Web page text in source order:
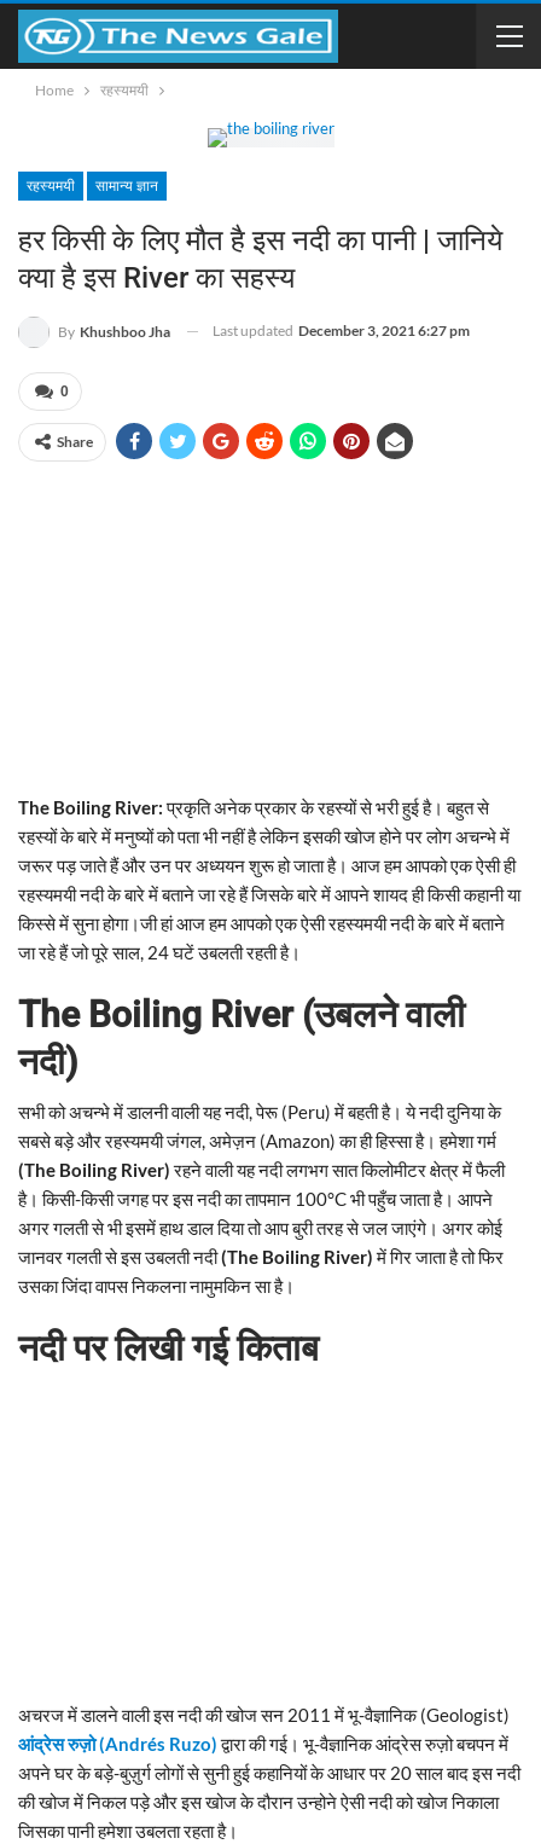
Home रहस्यमयी
रहस्यमयी सामान्य ज्ञान
हर किसी के लिए मौत है इस नदी का पानी | जानिये
क्या है इस River का सहस्य
By Khushboo Jha Last updated December 3, 2021 6:27 pm
0
Share
The Boiling River:प्रकृति अनेक प्रकार के रहस्यों से भरी हुई है। बहुत से
रहस्यों के बारे में मनुष्यों को पता भी नहीं है लेकिन इसकी खोज होने पर लोग अचन्भे में
जरूर पड़ जाते हैं और उन पर अध्ययन शुरू हो जाता है। आज हम आपको एक ऐसी ही
रहस्यमयी नदी के बारे में बताने जा रहे हैं जिसके बारे में आपने शायद ही किसी कहानी या
किस्से में सुना होगा।जी हां आज हम आपको एक ऐसी रहस्यमयी नदी के बारे में बताने
जा रहे हैं जो पूरे साल, 24 घटें उबलती रहती है।
The Boiling River (उबलने वाली
नदी)
सभी को अचन्भे में डालनी वाली यह नदी, पेरू (Peru) में बहती है। ये नदी दुनिया के
सबसे बड़े और रहस्यमयी जंगल, अमेज़न (Amazon) का ही हिस्सा है। हमेशा गर्म
(The Boiling River)रहने वाली यह नदी लगभग सात किलोमीटर क्षेत्र में फैली
है। किसी-किसी जगह पर इस नदी का तापमान 100°C भी पहुँच जाता है। आपने
अगर गलती से भी इसमें हाथ डाल दिया तो आप बुरी तरह से जल जाएंगे। अगर कोई
जानवर गलती से इस उबलती नदी(The Boiling River)में गिर जाता है तो फिर
उसका जिंदा वापस निकलना नामुमकिन सा है।
नदी पर लिखी गई किताब
अचरज में डालने वाली इस नदी की खोज सन 2011 में भू-वैज्ञानिक (Geologist)
आंद्रेस रुज़ो (Andrés Ruzo)द्वारा की गई। भू-वैज्ञानिक आंद्रेस रुज़ो बचपन में
अपने घर के बड़े-बुज़ुर्ग लोगों से सुनी हुई कहानियों के आधार पर 20 साल बाद इस नदी
की खोज में निकल पड़े और इस खोज के दौरान उन्होने ऐसी नदी को खोज निकाला
जिसका पानी हमेशा उबलता रहता है।